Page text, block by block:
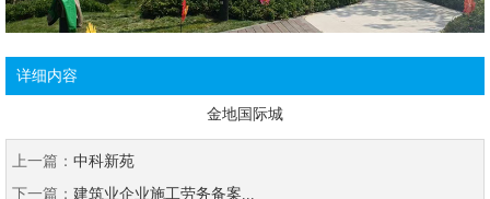
详细内容
金地国际城
上一篇： 中科新苑
下一篇： 建筑业企业施工劳务备案...